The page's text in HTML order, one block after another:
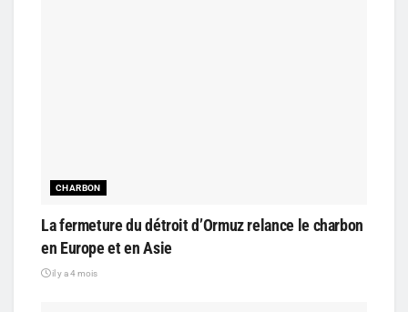
CHARBON
La fermeture du détroit d’Ormuz relance le charbon
en Europe et en Asie
il y a 4 mois